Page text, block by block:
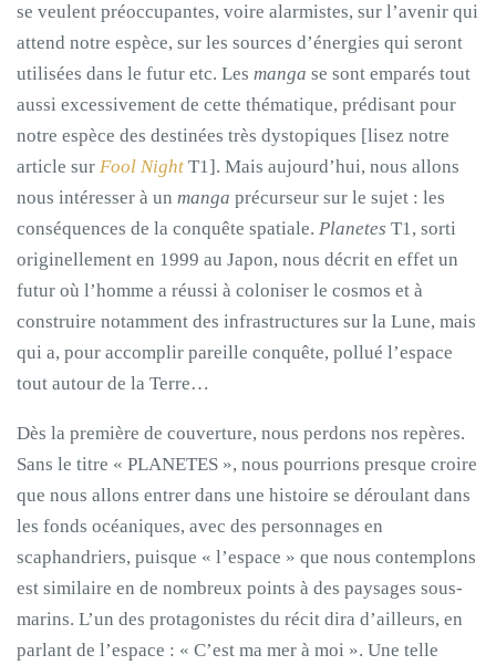
se veulent préoccupantes, voire alarmistes, sur l’avenir qui
attend notre espèce, sur les sources d’énergies qui seront
utilisées dans le futur etc. Les manga se sont emparés tout
aussi excessivement de cette thématique, prédisant pour
notre espèce des destinées très dystopiques [lisez notre
article sur Fool Night T1]. Mais aujourd’hui, nous allons
nous intéresser à un manga précurseur sur le sujet : les
conséquences de la conquête spatiale. Planetes T1, sorti
originellement en 1999 au Japon, nous décrit en effet un
futur où l’homme a réussi à coloniser le cosmos et à
construire notamment des infrastructures sur la Lune, mais
qui a, pour accomplir pareille conquête, pollué l’espace
tout autour de la Terre…
Dès la première de couverture, nous perdons nos repères.
Sans le titre « PLANETES », nous pourrions presque croire
que nous allons entrer dans une histoire se déroulant dans
les fonds océaniques, avec des personnages en
scaphandriers, puisque « l’espace » que nous contemplons
est similaire en de nombreux points à des paysages sous-
marins. L’un des protagonistes du récit dira d’ailleurs, en
parlant de l’espace : « C’est ma mer à moi ». Une telle